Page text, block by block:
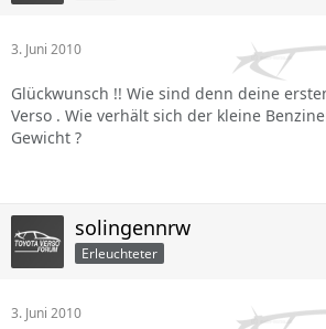
3. Juni 2010
Glückwunsch !! Wie sind denn deine
Verso . Wie verhält sich der kleine
Gewicht ?
solingennrw
Erleuchteter
3. Juni 2010